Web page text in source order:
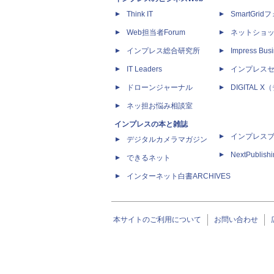
Think IT
Web担当者Forum
インプレス総合研究所
IT Leaders
ドローンジャーナル
ネッ担お悩み相談室
インプレスの本と雑誌
デジタルカメラマガジン
できるネット
インターネット白書ARCHIVES
SmartGridフ
ネットショ
Impress
インプレス
DIGITAL X（
インプレス
本サイトのご利用について お問い合わせ